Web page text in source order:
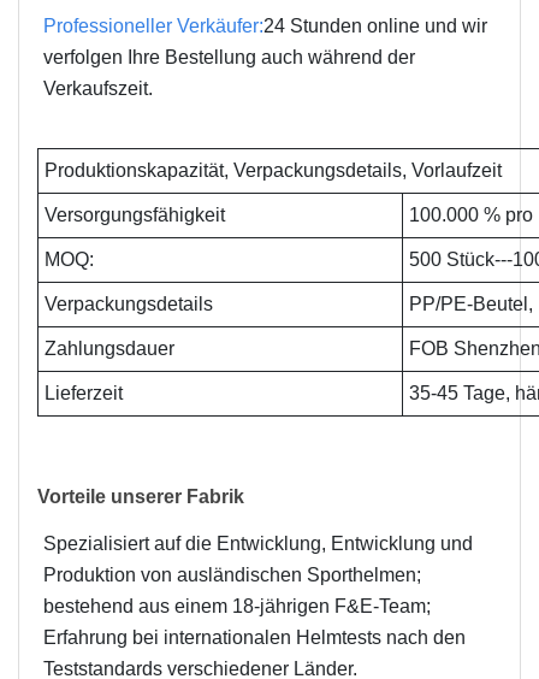
Professioneller Verkäufer:24 Stunden online und wir
verfolgen Ihre Bestellung auch während der
Verkaufszeit.
Produktionskapazität, Verpackungsdetails, Vorlaufzeit
Versorgungsfähigkeit 100.000 % pro
MOQ: 500 Stück---
Verpackungsdetails PP/PE-
Zahlungsdauer FOB
Lieferzeit 35-45 Tage,
Vorteile unserer Fabrik
Spezialisiert auf die Entwicklung, Entwicklung und
Produktion von ausländischen Sporthelmen;
bestehend aus einem 18-jährigen F&E-Team;
Erfahrung bei internationalen Helmtests nach den
Teststandards verschiedener Länder.